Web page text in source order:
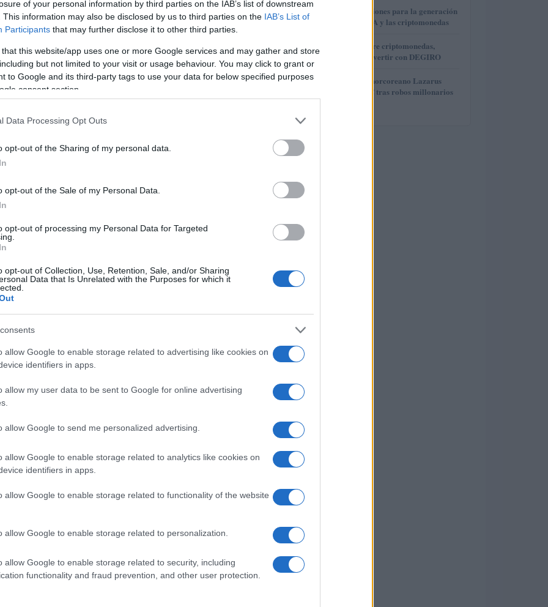
of your personal information by third parties on the IAB’s list of downstream
This information may also be disclosed by us to third parties on the IAB’s List of
Participants that may further disclose it to other third parties.
that this website/app uses one or more Google services and may gather and store
but not limited to your visit or usage behaviour. You may click to grant or
to Google and its third-party tags to use your data for below specified purposes
consent section.
Data Processing Opt Outs
opt-out of the Sharing of my personal data.
opt-out of the Sale of my Personal Data.
opt-out of processing my Personal Data for Targeted
opt-out of Collection, Use, Retention, Sale, and/or Sharing
Data that Is Unrelated with the Purposes for which it
allow Google to enable storage related to advertising like cookies on
identifiers in apps.
allow my user data to be sent to Google for online advertising
allow Google to send me personalized advertising.
allow Google to enable storage related to analytics like cookies on
identifiers in apps.
allow Google to enable storage related to functionality of the website
allow Google to enable storage related to personalization.
allow Google to enable storage related to security, including
functionality and fraud prevention, and other user protection.
de laSMA-90 ($360)y laSMA-200 ($391)lo que
del +10,38%, pero el retorno en 30 días es del
para los inversores.
las criptomonedas privadas, lo que está
capitalización de hoy es del 1,30%, en
indica unaliquidez menguante
las monedas de privacidad ha llevado a uno o
este activo, restringiendo la liquidez disponible.
hoy alcanza apenas $82,39 millones, un 40,67% por
presión vendedora.
de XMR se contrajo un 7,3% en los últimos dos
tanto largas como cortas. Las tasas de
lo que refleja una baja convicción direccional.
3 Finanzas e inversiones para la generación
Z: el auge de IOTA y las criptomonedas
4
Guía esencial sobre criptomonedas,
precios y cómo invertir con DEGIRO
5 El grupo hacker norcoreano Lazarus
mueve 121,5 BTC tras robos millonarios
en criptomonedas